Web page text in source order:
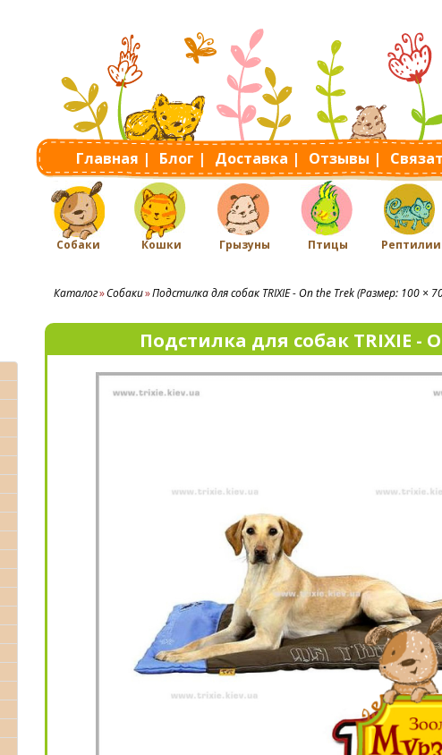
Главная | Блог | Доставка | Отзывы |
Собаки Кошки Грызуны Птицы Рептилии
Каталог Собаки Подстилка для собак TRIXIE - On the Trek (Размер: 100 ×
Подстилка для собак TRIXIE -